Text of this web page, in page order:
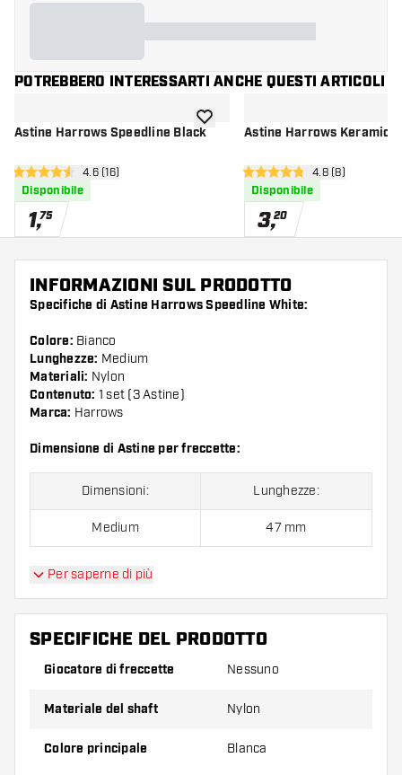
POTREBBERO INTERESSARTI ANCHE QUESTI ARTICOLI
Astine Harrows Speedline Black
apri pannello recensioni
4.6 stelle di valutazione
4.6 (16)
Disponibile
1,75
aggiungi alla lista dei desideri
Astine Harrows Keramic
apri pannello
4.8 stelle di valutazione
4.8 (8)
Disponibile
3,20
INFORMAZIONI SUL PRODOTTO
Specifiche di Astine Harrows Speedline White:
Colore: Bianco
Lunghezze: Medium
Materiali: Nylon
Contenuto: 1 set (3 Astine)
Marca: Harrows
Dimensione di Astine per freccette:
Dimensioni: Lunghezze:
Medium 47 mm
Assicuratevi di avere a portata di mano un gran
danneggiarsi o rompersi con l'uso.
Per saperne di più
SPECIFICHE DEL PRODOTTO
Giocatore di freccette Nessuno
Materiale del shaft Nylon
Colore principale Blanca